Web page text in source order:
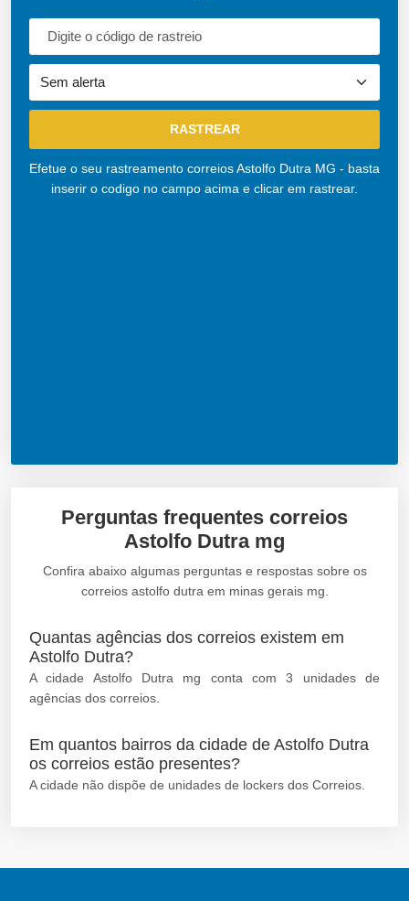
Efetue o seu rastreamento correios Astolfo Dutra MG - basta
inserir o codigo no campo acima e clicar em rastrear.
Perguntas frequentes correios
Astolfo Dutra mg
Confira abaixo algumas perguntas e respostas sobre os
correios astolfo dutra em minas gerais mg.
Quantas agências dos correios existem em
Astolfo Dutra?
A cidade Astolfo Dutra mg conta com 3 unidades de
agências dos correios.
Em quantos bairros da cidade de Astolfo Dutra
os correios estão presentes?
A cidade não dispõe de unidades de lockers dos Correios.